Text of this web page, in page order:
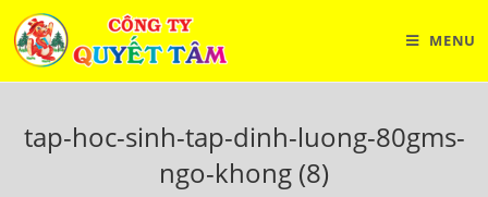
Skip
content
MENU
tap-hoc-sinh-tap-dinh-luong-80gms-
ngo-khong (8)